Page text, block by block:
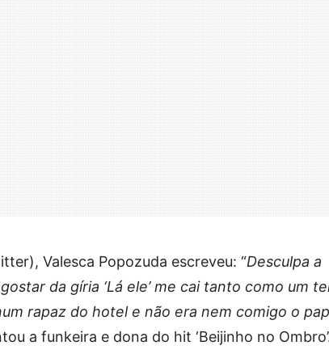
Valesca Popozuda escreveu: “Desculpa a
da gíria ‘Lá ele’ me cai tanto como um
rapaz do hotel e não era nem comigo o
a funkeira e dona do hit ‘Beijinho no